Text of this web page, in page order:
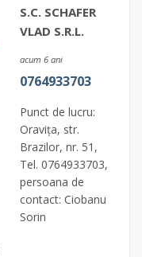
S.C. SCHAFER
VLAD S.R.L.
acum 6 ani
0764933703
Punct de lucru:
Oravița, str.
Brazilor, nr. 51,
Tel. 0764933703,
persoana de
contact: Ciobanu
Sorin